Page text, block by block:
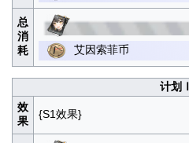
总
消
耗
艾因索菲币
计划Ⅰ
效
果
{S1效果}